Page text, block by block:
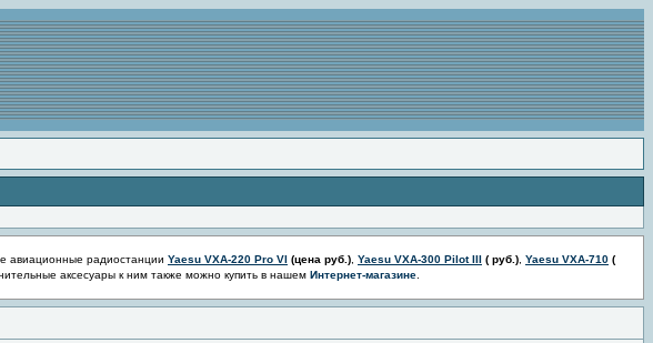
авиационные радиостанции Yaesu VXA-220 Pro VI (цена руб.) Yaesu VXA-300 Pilot III ( руб.) Yaesu VXA-710 (
аксесуары к ним также можно купить в нашем Интернет-магазине